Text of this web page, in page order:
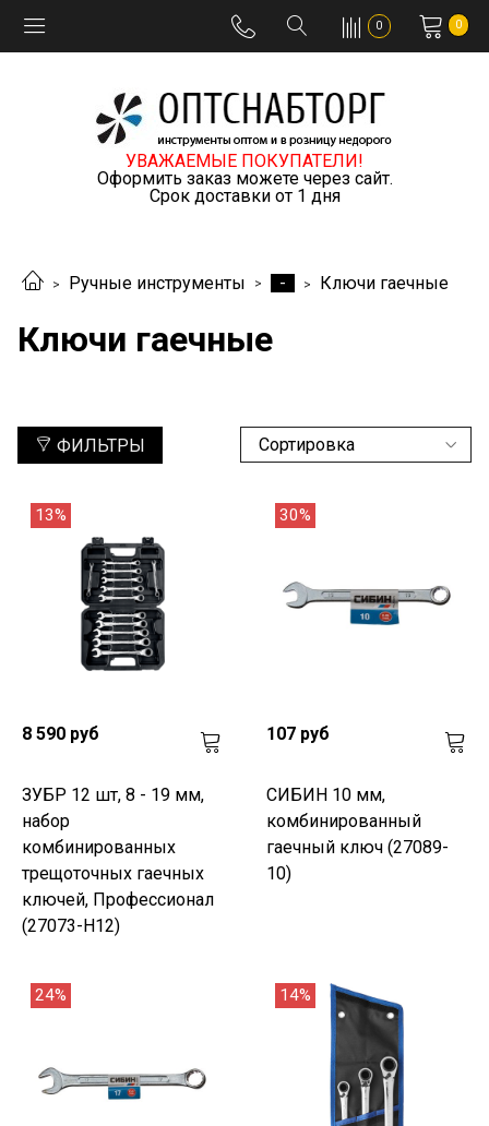
0 0
УВАЖАЕМЫЕ ПОКУПАТЕЛИ!
Оформить заказ можете через сайт.
Срок доставки от 1 дня
Ручные инструменты - Ключи гаечные
Ключи гаечные
ФИЛЬТРЫ
13%
8 590 руб
ЗУБР 12 шт, 8 - 19 мм,
набор
комбинированных
трещоточных гаечных
ключей, Профессионал
(27073-H12)
30%
107 руб
СИБИН 10 мм,
комбинированный
гаечный ключ (27089-
10)
24% 14%